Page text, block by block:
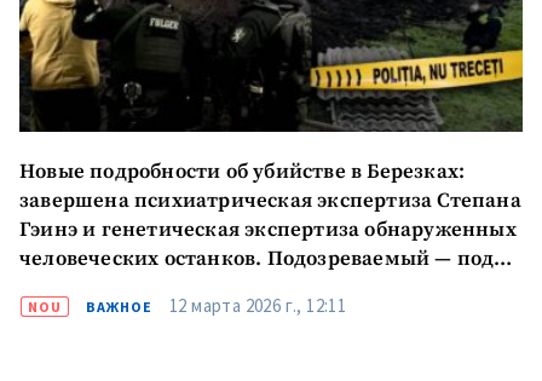
Новые подробности об убийстве в Березках:
завершена психиатрическая экспертиза Степана
Гэинэ и генетическая экспертиза обнаруженных
человеческих останков. Подозреваемый — под
NOU ВАЖНОЕ 12 марта 2026 г., 12:11